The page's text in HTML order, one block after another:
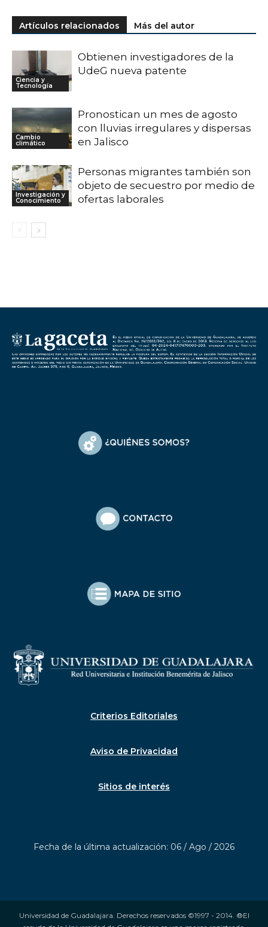
Artículos relacionados Más del autor
Ciencia y
Tecnología
Obtienen investigadores de la
UdeG nueva patente
Cambio
climático
Pronostican un mes de agosto
con lluvias irregulares y dispersas
en Jalisco
Investigación y
Conocimiento
Personas migrantes también son
objeto de secuestro por medio de
ofertas laborales
Criterios Editoriales
Aviso de Privacidad
Sitios de interés
Fecha de la última actualización: 06 / Ago / 2026
Universidad de Guadalajara. Derechos reservados ©1997 - 2014. ®El